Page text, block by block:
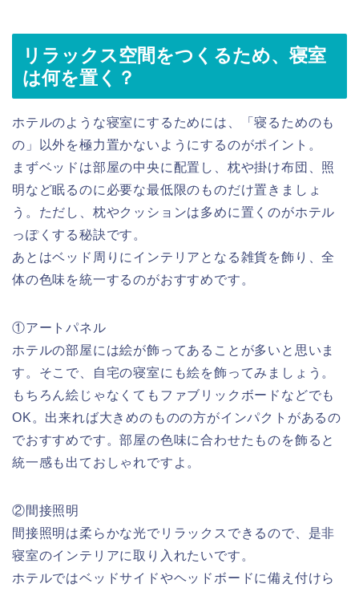
リラックス空間をつくるため、寝室
は何を置く？
ホテルのような寝室にするためには、「寝るためのも
の」以外を極力置かないようにするのがポイント。
まずベッドは部屋の中央に配置し、枕や掛け布団、照
明など眠るのに必要な最低限のものだけ置きましょ
う。ただし、枕やクッションは多めに置くのがホテル
っぽくする秘訣です。
あとはベッド周りにインテリアとなる雑貨を飾り、全
体の色味を統一するのがおすすめです。
①アートパネル
ホテルの部屋には絵が飾ってあることが多いと思いま
す。そこで、自宅の寝室にも絵を飾ってみましょう。
もちろん絵じゃなくてもファブリックボードなどでも
OK。出来れば大きめのものの方がインパクトがあるの
でおすすめです。部屋の色味に合わせたものを飾ると
統一感も出ておしゃれですよ。
②間接照明
間接照明は柔らかな光でリラックスできるので、是非
寝室のインテリアに取り入れたいです。
ホテルではベッドサイドやヘッドボードに備え付けら